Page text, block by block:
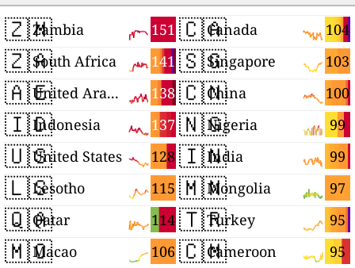
🇿🇲 151
Zambia
🇿🇦 141
South Africa
🇦🇪 138
United Arab Emirates
🇮🇩 137
Indonesia
🇺🇸 128
United States
🇱🇸 115
Lesotho
🇶🇦 114
Qatar
🇲🇴 106
Macao
🇨🇦 104
Canada
🇸🇬 103
Singapore
🇨🇳 100
China
🇳🇬 99
Nigeria
🇮🇳 99
India
🇲🇳 97
Mongolia
🇹🇷 95
Turkey
🇨🇲 95
Cameroon